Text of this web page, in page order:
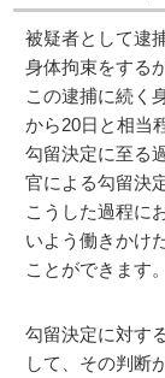
被疑者として逮
身体拘束をする
この逮捕に続く
から20日と相当
勾留決定に至る
官による勾留決
こうした過程に
いよう働きかけ
ことができます。
勾留決定に対す
して、その判断